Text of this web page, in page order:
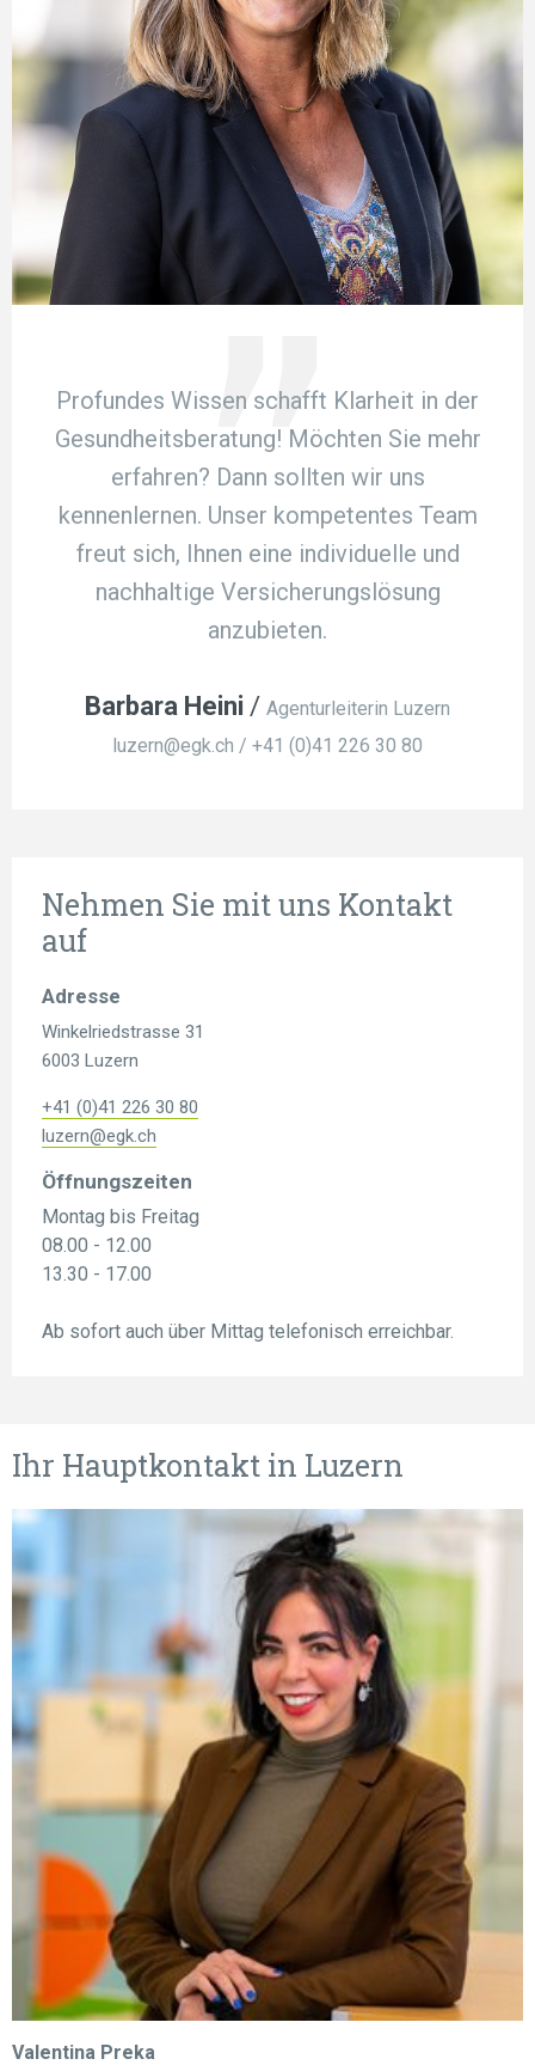
Profundes Wissen schafft Klarheit in der
Gesundheitsberatung! Möchten Sie mehr
erfahren? Dann sollten wir uns
kennenlernen. Unser kompetentes Team
freut sich, Ihnen eine individuelle und
nachhaltige Versicherungslösung
anzubieten.
Barbara Heini / Agenturleiterin Luzern
luzern@egk.ch / +41 (0)41 226 30 80
Nehmen Sie mit uns Kontakt
auf
Adresse
Winkelriedstrasse 31
6003 Luzern
+41 (0)41 226 30 80
luzern@egk.ch
Öffnungszeiten
Montag bis Freitag
08.00 - 12.00
13.30 - 17.00
Ab sofort auch über Mittag telefonisch erreichbar.
Ihr Hauptkontakt in Luzern
Valentina Preka